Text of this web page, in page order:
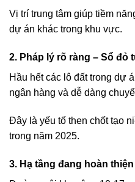
Vị trí trung tâm giúp tiềm
dự án khác trong khu vực.
2. Pháp lý rõ ràng – Sổ đỏ
Hầu hết các lô đất trong dự
ngân hàng và dễ dàng
Đây là yếu tố then chốt tạo
trong năm 2025.
3. Hạ tầng đang hoàn